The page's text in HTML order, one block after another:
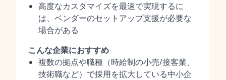
高度なカスタマイズを最速で実現するに
は、ベンダーのセットアップ支援が必要な
場合がある
こんな企業におすすめ
複数の拠点や職種（時給制の小売/接客業、
技術職など）で採用を拡大している中小企